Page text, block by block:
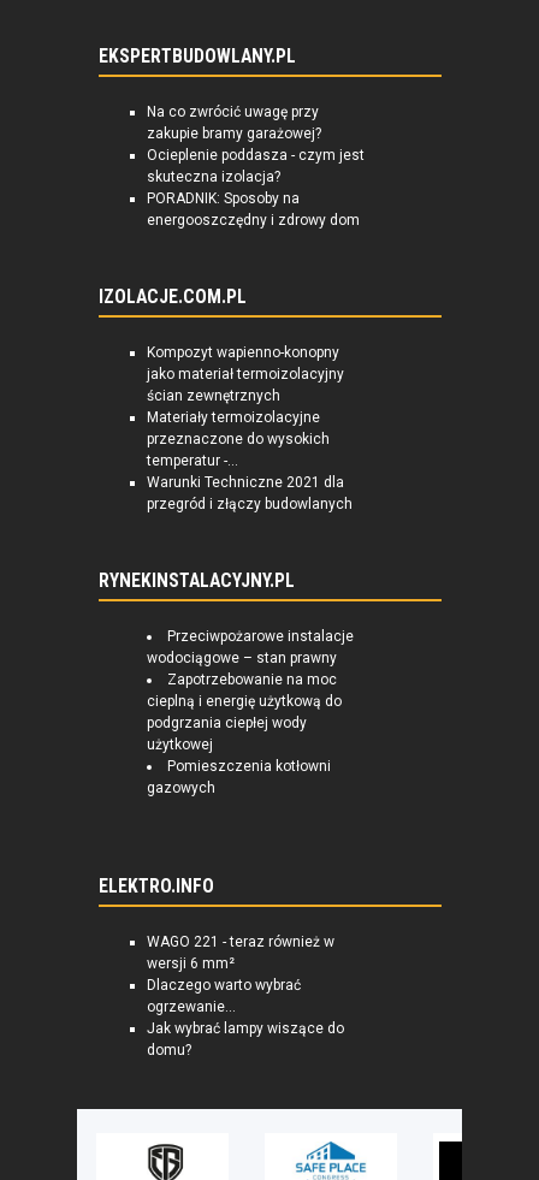
EKSPERTBUDOWLANY.PL
Na co zwrócić uwagę przy
zakupie bramy garażowej?
Ocieplenie poddasza - czym jest
skuteczna izolacja?
PORADNIK: Sposoby na
energooszczędny i zdrowy dom
IZOLACJE.COM.PL
Kompozyt wapienno-konopny
jako materiał termoizolacyjny
ścian zewnętrznych
Materiały termoizolacyjne
przeznaczone do wysokich
temperatur -...
Warunki Techniczne 2021 dla
przegród i złączy budowlanych
RYNEKINSTALACYJNY.PL
Przeciwpożarowe instalacje
wodociągowe – stan prawny
Zapotrzebowanie na moc
cieplną i energię użytkową do
podgrzania ciepłej wody
użytkowej
Pomieszczenia kotłowni
gazowych
ELEKTRO.INFO
WAGO 221 - teraz również w
wersji 6 mm²
Dlaczego warto wybrać
ogrzewanie...
Jak wybrać lampy wiszące do
domu?